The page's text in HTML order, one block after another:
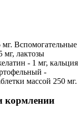
Вспомогательные
мг, лактозы
- 1 мг, кальция
-
массой 250 мг.
кормлении